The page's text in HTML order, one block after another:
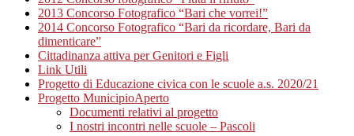
2013 Concorso Fotografico “Bari che vorrei!”
2014 Concorso Fotografico “Bari da ricordare, Bari da
dimenticare”
Cittadinanza attiva per Genitori e Figli
Link Utili
Progetto di Educazione civica con le scuole a.s. 2020/21
Progetto MunicipioAperto
Documenti relativi al progetto
I nostri incontri nelle scuole – Pascoli